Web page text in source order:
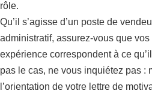
rôle.
Qu’il s’agisse d’un poste de
administratif, assurez-vous que
expérience correspondent à ce
pas le cas, ne vous inquiétez pas :
l’orientation de votre lettre de